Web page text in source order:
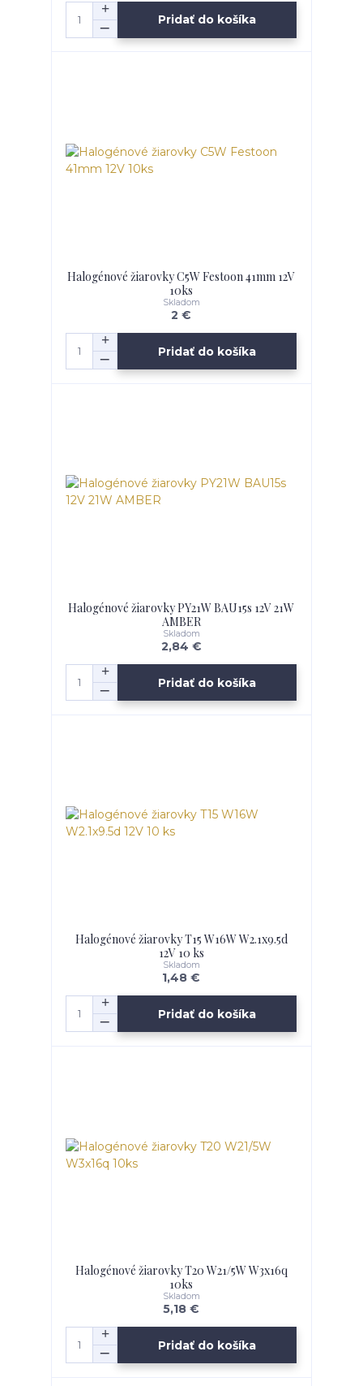
Pridať do košíka
Halogénové žiarovky C5W Festoon 41mm 12V
10ks
2 €
Skladom
Pridať do košíka
Halogénové žiarovky PY21W BAU15s 12V 21W
AMBER
2,84 €
Skladom
Pridať do košíka
Halogénové žiarovky T15 W16W W2.1x9.5d
12V 10 ks
1,48 €
Skladom
Pridať do košíka
Halogénové žiarovky T20 W21/5W W3x16q
10ks
5,18 €
Skladom
Pridať do košíka